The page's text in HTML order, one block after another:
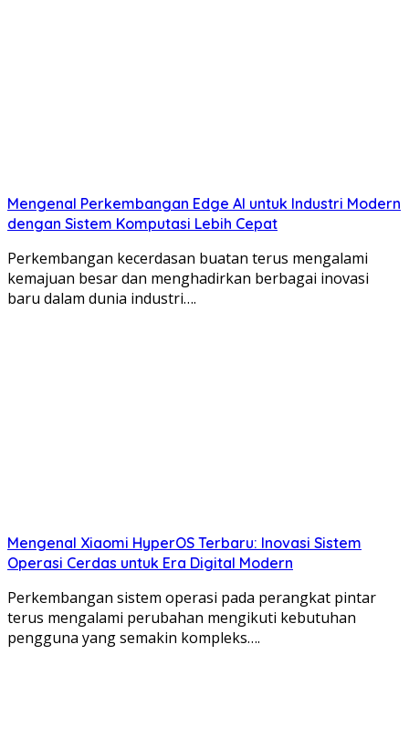
Mengenal Perkembangan Edge AI untuk Industri Modern
dengan Sistem Komputasi Lebih Cepat
Perkembangan kecerdasan buatan terus mengalami
kemajuan besar dan menghadirkan berbagai inovasi
baru dalam dunia industri….
Mengenal Xiaomi HyperOS Terbaru: Inovasi Sistem
Operasi Cerdas untuk Era Digital Modern
Perkembangan sistem operasi pada perangkat pintar
terus mengalami perubahan mengikuti kebutuhan
pengguna yang semakin kompleks….